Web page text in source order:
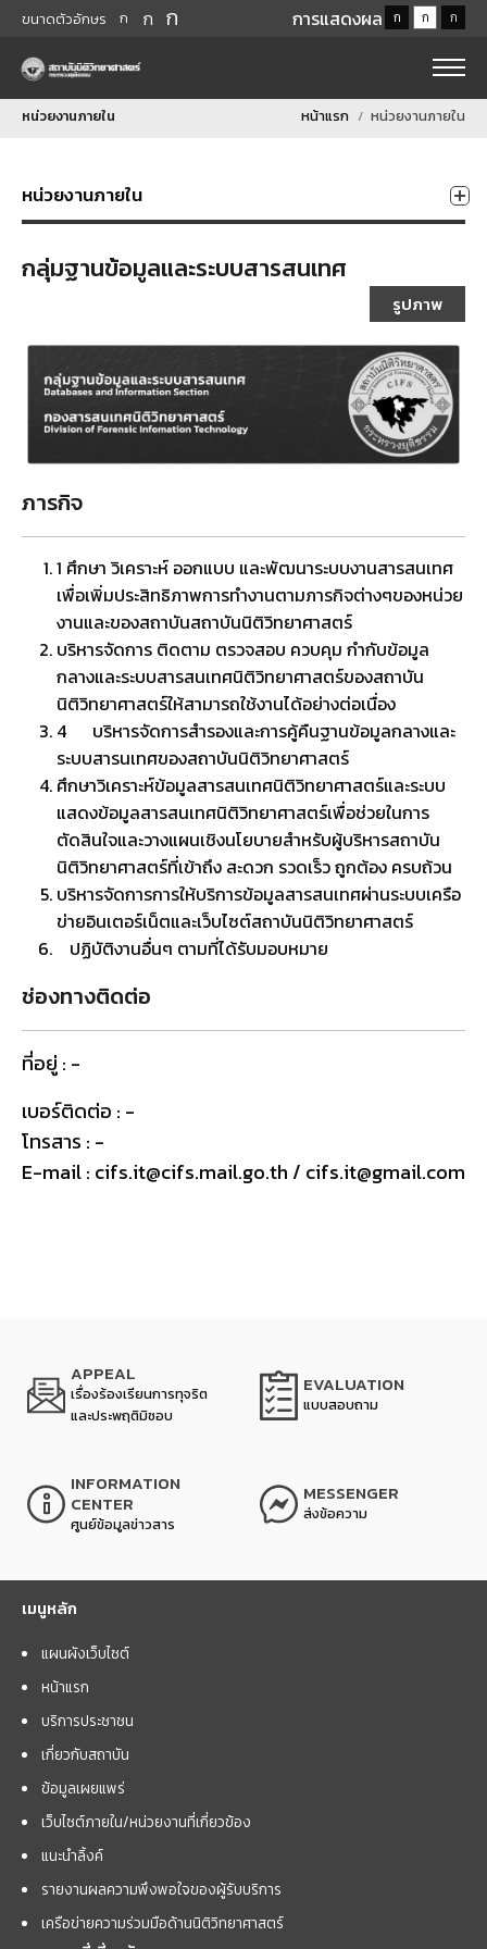
ขนาดตัวอักษร ก ก ก การแสดงผล ก ก ก
หน่วยงานภายใน หน้าแรก หน่วยงานภายใน
หน่วยงานภายใน
กลุ่มฐานข้อมูลและระบบสารสนเทศ
รูปภาพ
ภารกิจ
1 ศึกษา วิเคราะห์ ออกแบบ และพัฒนาระบบงานสารสนเทศ
เพื่อเพิ่มประสิทธิภาพการทำงานตามภารกิจต่างๆของหน่วย
งานและของสถาบันสถาบันนิติวิทยาศาสตร์
บริหารจัดการ ติดตาม ตรวจสอบ ควบคุม กำกับข้อมูล
กลางและระบบสารสนเทศนิติวิทยาศาสตร์ของสถาบัน
นิติวิทยาศาสตร์ให้สามารถใช้งานได้อย่างต่อเนื่อง
4
บริหารจัดการสำรองและการคู้คืนฐานข้อมูลกลางและ
ระบบสารนเทศของสถาบันนิติวิทยาศาสตร์
ศึกษาวิเคราะห์ข้อมูลสารสนเทศนิติวิทยาศาสตร์และระบบ
แสดงข้อมูลสารสนเทศนิติวิทยาศาสตร์เพื่อช่วยในการ
ตัดสินใจและวางแผนเชิงนโยบายสำหรับผู้บริหารสถาบัน
นิติวิทยาศาสตร์ที่เข้าถึง สะดวก รวดเร็ว ถูกต้อง ครบถ้วน
บริหารจัดการการให้บริการข้อมูลสารสนเทศผ่านระบบเครือ
ข่ายอินเตอร์เน็ตและเว็บไซต์สถาบันนิติวิทยาศาสตร์
ปฏิบัติงานอื่นๆ ตามที่ได้รับมอบหมาย
ช่องทางติดต่อ
ที่อยู่ : -
เบอร์ติดต่อ : -
โทรสาร : -
E-mail : cifs.it@cifs.mail.go.th / cifs.it@gmail.com
APPEAL
เรื่องร้องเรียนการทุจริต
และประพฤติมิชอบ
EVALUATION
แบบสอบถาม
INFORMATION
CENTER
ศูนย์ข้อมูลข่าวสาร
MESSENGER
ส่งข้อความ
เมนูหลัก
แผนผังเว็บไซต์
หน้าแรก
บริการประชาชน
เกี่ยวกับสถาบัน
ข้อมูลเผยแพร่
เว็บไซต์ภายใน/หน่วยงานที่เกี่ยวข้อง
แนะนำลิ้งค์
รายงานผลความพึงพอใจของผู้รับบริการ
เครือข่ายความร่วมมือด้านนิติวิทยาศาสตร์